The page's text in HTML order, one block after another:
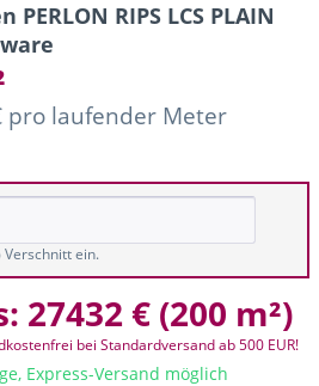
RIPS LCS PLAIN
pro laufender Meter
Verschnitt ein.
27432 € (200 m²)
bei Standardversand ab 500 EUR!
Express-Versand möglich